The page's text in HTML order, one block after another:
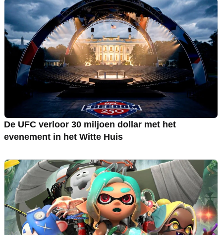
De UFC verloor 30 miljoen dollar met het
evenement in het Witte Huis